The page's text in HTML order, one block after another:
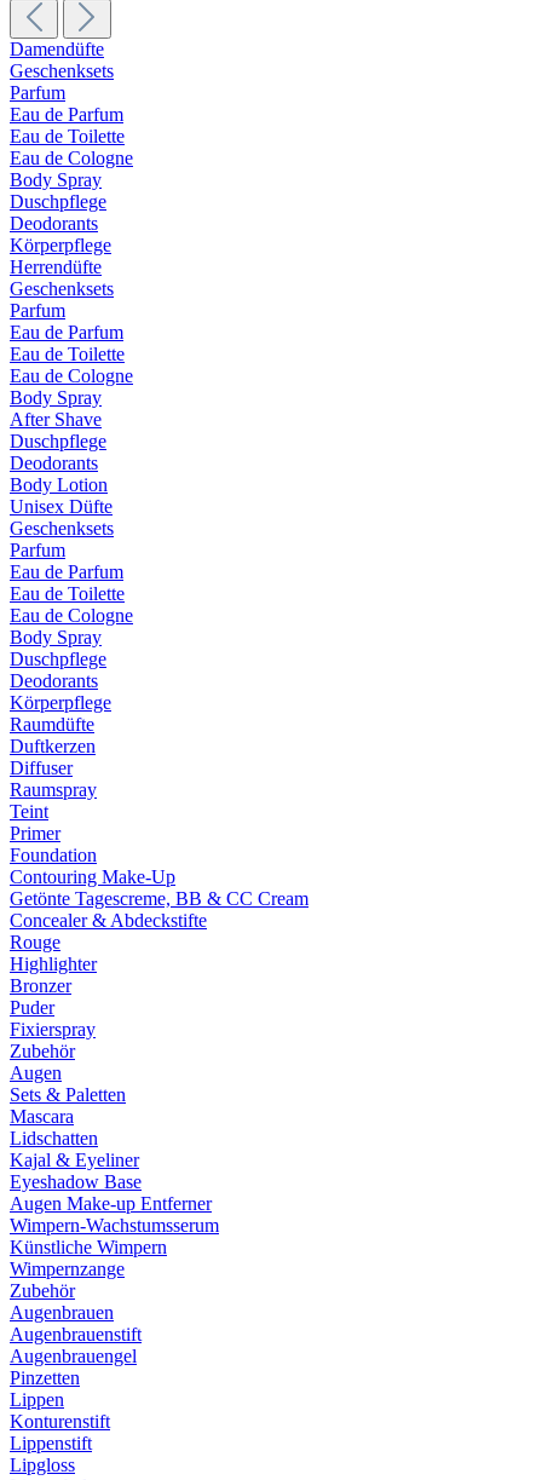
Damendüfte
Geschenksets
Parfum
Eau de Parfum
Eau de Toilette
Eau de Cologne
Body Spray
Duschpflege
Deodorants
Körperpflege
Herrendüfte
Geschenksets
Parfum
Eau de Parfum
Eau de Toilette
Eau de Cologne
Body Spray
After Shave
Duschpflege
Deodorants
Body Lotion
Unisex Düfte
Geschenksets
Parfum
Eau de Parfum
Eau de Toilette
Eau de Cologne
Body Spray
Duschpflege
Deodorants
Körperpflege
Raumdüfte
Duftkerzen
Diffuser
Raumspray
Teint
Primer
Foundation
Contouring Make-Up
Getönte Tagescreme, BB & CC Cream
Concealer & Abdeckstifte
Rouge
Highlighter
Bronzer
Puder
Fixierspray
Zubehör
Augen
Sets & Paletten
Mascara
Lidschatten
Kajal & Eyeliner
Eyeshadow Base
Augen Make-up Entferner
Wimpern-Wachstumsserum
Künstliche Wimpern
Wimpernzange
Zubehör
Augenbrauen
Augenbrauenstift
Augenbrauengel
Pinzetten
Lippen
Konturenstift
Lippenstift
Lipgloss